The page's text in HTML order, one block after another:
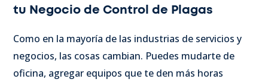
tu Negocio de Control de Plagas
Como en la mayoría de las industrias de servicios y
negocios, las cosas cambian. Puedes mudarte de
oficina, agregar equipos que te den más horas